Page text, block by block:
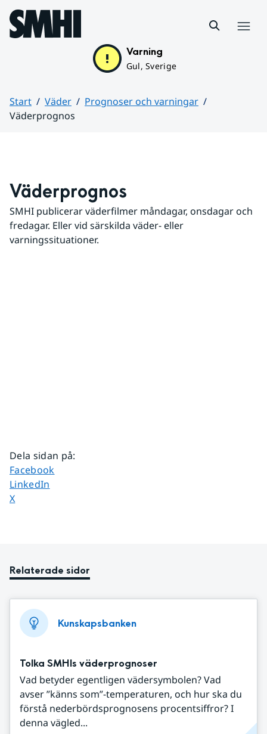
Hoppa till sidans innehåll
Varning
Gul, Sverige
Start Väder
Prognoser och varningar
Väderprognos
Väderprognos
SMHI publicerar väderfilmer måndagar, onsdagar och
fredagar. Eller vid särskilda väder- eller
varningssituationer.
Dela sidan på:
Dela sidan på
Facebook
Dela sidan på
LinkedIn
Dela sidan på
X
Relaterade sidor
Kunskapsbanken
Tolka SMHIs väderprognoser
Vad betyder egentligen vädersymbolen? Vad
avser ”känns som”-temperaturen, och hur ska du
förstå nederbördsprognosens procentsiffror? I
denna vägled...